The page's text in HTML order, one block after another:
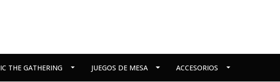
THE GATHERING JUEGOS DE MESA ACCESORIOS